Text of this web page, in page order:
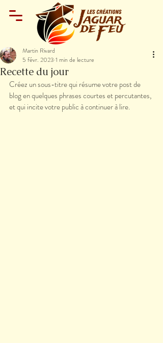
Recette du jour
Martin Rivard
5 févr. 2023 1 min de lecture
Créez un sous-titre qui résume votre post de
blog en quelques phrases courtes et percutantes,
et qui incite votre public à continuer à lire.